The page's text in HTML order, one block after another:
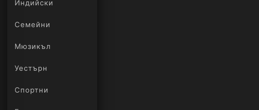
Индийски
Семейни
Мюзикъл
Уестърн
Спортни